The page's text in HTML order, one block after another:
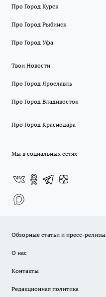
Про Город Курск
Про Город Рыбинск
Про Город Уфа
Твои Новости
Про Город Ярославль
Про Город Владивосток
Про Город Краснодара
Мы в социальных сетях
Обзорные статьи и пресс-релизы
О нас
Контакты
Редакционная политика